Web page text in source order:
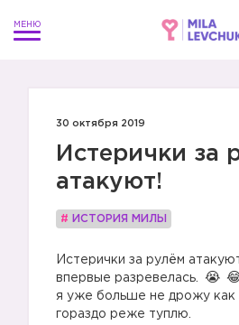
30 октября 2019
Истерички за
атакуют!
# ИСТОРИЯ МИЛЫ
Истерички за рулём
впервые разревелась.
я уже больше не дрожу как
гораздо реже туплю.